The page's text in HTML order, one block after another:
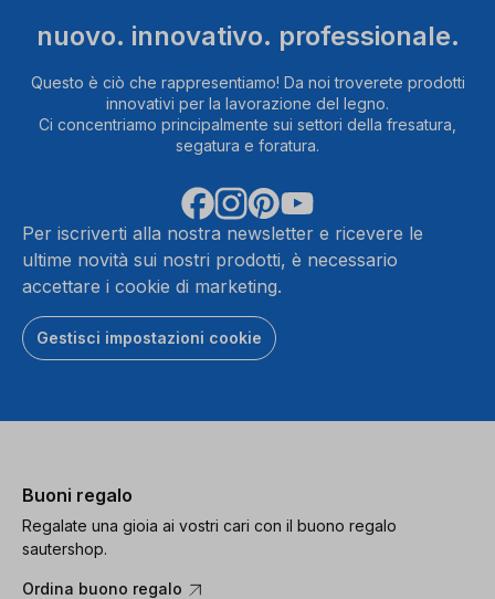
nuovo. innovativo. professionale.
Questo è ciò che rappresentiamo! Da noi troverete prodotti
innovativi per la lavorazione del legno.
Ci concentriamo principalmente sui settori della fresatura,
segatura e foratura.
Per iscriverti alla nostra newsletter e ricevere le
ultime novità sui nostri prodotti, è necessario
accettare i cookie di marketing.
Gestisci impostazioni cookie
Buoni regalo
Regalate una gioia ai vostri cari con il buono regalo
sautershop.
Ordina buono regalo